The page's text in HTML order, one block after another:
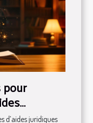
d’aides juridiques